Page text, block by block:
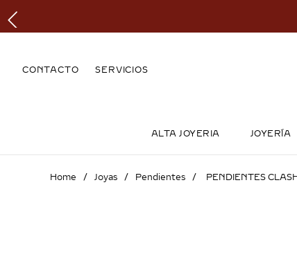
CONTACTO SERVICIOS
ALTA JOYERIA JOYERÍA
Joyas Pendientes PENDIENTES